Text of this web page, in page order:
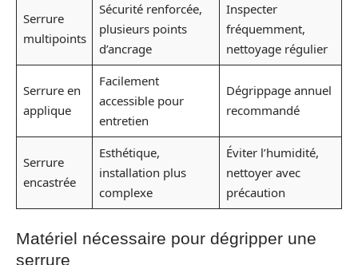
Serrure
multipoints
Sécurité renforcée,
plusieurs points
d’ancrage
Inspecter
fréquemment,
nettoyage régulier
Serrure en
applique
Facilement
accessible pour
entretien
Dégrippage annuel
recommandé
Serrure
encastrée
Esthétique,
installation plus
complexe
Éviter l’humidité,
nettoyer avec
précaution
Matériel nécessaire pour dégripper une
serrure